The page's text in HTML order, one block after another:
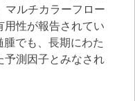
マルチカラーフロー
性が報告されてい
腫でも、長期にわた
予測因子とみなされ